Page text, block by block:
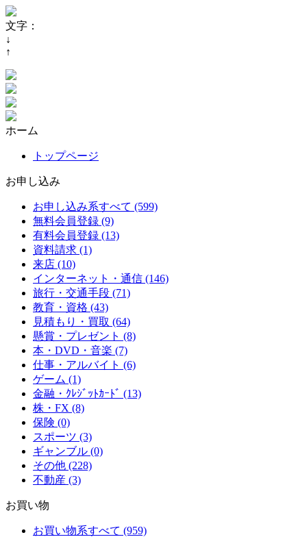
文字：
↓
↑
ホーム
トップページ
お申し込み
お申し込み系すべて (599)
無料会員登録 (9)
有料会員登録 (13)
資料請求 (1)
来店 (10)
インターネット・通信 (146)
旅行・交通手段 (71)
教育・資格 (43)
見積もり・買取 (64)
懸賞・プレゼント (8)
本・DVD・音楽 (7)
仕事・アルバイト (6)
ゲーム (1)
金融・ｸﾚｼﾞｯﾄｶｰﾄﾞ (13)
株・FX (8)
保険 (0)
スポーツ (3)
ギャンブル (0)
その他 (228)
不動産 (3)
お買い物
お買い物系すべて (959)